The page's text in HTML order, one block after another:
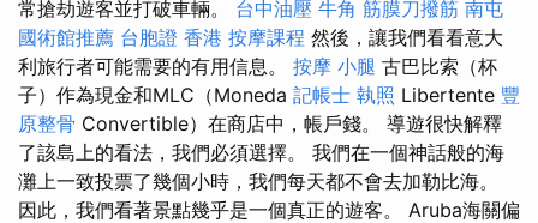
常搶劫遊客並打破車輛。 台中油壓 牛角 筋膜刀撥筋 南屯
國術館推薦 台胞證 香港 按摩課程 然後，讓我們看看意大
利旅行者可能需要的有用信息。 按摩 小腿 古巴比索（杯
子）作為現金和MLC（Moneda 記帳士 執照 Libertente 豐
原整骨 Convertible）在商店中，帳戶錢。 導遊很快解釋
了該島上的看法，我們必須選擇。 我們在一個神話般的海
灘上一致投票了幾個小時，我們每天都不會去加勒比海。
因此，我們看著景點幾乎是一個真正的遊客。 Aruba海關偏